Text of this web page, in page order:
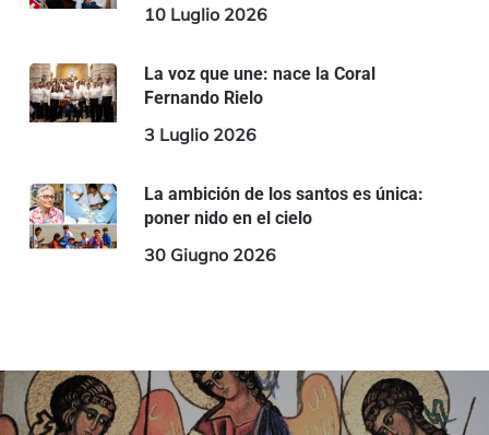
10 Luglio 2026
La voz que une: nace la Coral
Fernando Rielo
3 Luglio 2026
La ambición de los santos es única:
poner nido en el cielo
30 Giugno 2026